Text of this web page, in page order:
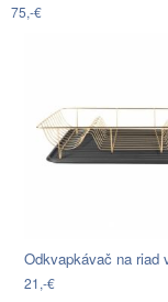
75,-€
21,-€